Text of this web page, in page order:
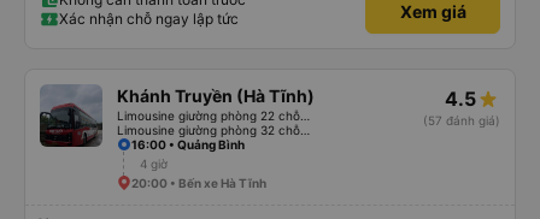
là lần đầu tiên tôi thấy. • Môi trường yên tĩnh và thanh bình: Họ không bật
đèn không cần thiết hoặc bật nhạc lớn, giúp tôi dễ dàng thư giãn và ngủ
điểm đón đã được thay đổi sang một địa điểm xa hơn khoảng 30 phút. Tuy
nhiên, họ đã đền bù cho tôi 100.000 VND, tôi thấy công bằng. • Tài xế không
thân thiện: Tài xế không thực sự thân thiện hoặc hữu ích, nhưng không đến
mức không thể chịu nổi. • Xe buýt quá đông ở Đà Nẵng: Khi chúng tôi
chuyển sang xe buýt khác để đến khách sạn của mình ở Đà Nẵng, xe quá
đông và tôi phải ngồi trên một chiếc ghế nhựa ở lối đi giữa, điều này không lý
tưởng. Nhìn chung: Mặc dù có một vài bất tiện nhỏ, tôi đã có trải nghiệm
tích cực với công ty này. Đây là dịch vụ xe buýt tốt nhất mà tôi từng sử
Xác nhận chỗ ngay lập tức
Xem giá
Khánh Truyền (Hà Tĩnh) 4.5
(57 đánh giá)
16:00 • Quảng Bình
4 giờ
20:00 • Bến xe Hà Tĩnh